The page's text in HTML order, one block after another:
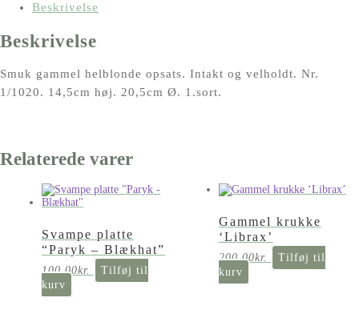
Beskrivelse
Beskrivelse
Smuk gammel helblonde opsats. Intakt og velholdt. Nr.
1/1020. 14,5cm høj. 20,5cm Ø. 1.sort.
Relaterede varer
Svampe platte
“Paryk – Blækhat”
100,00kr.
Tilføj til
kurv
Gammel krukke
‘Librax’
200,00kr.
Tilføj til
kurv